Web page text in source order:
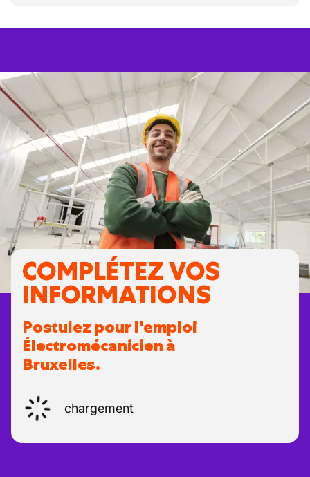
COMPLÉTEZ VOS
INFORMATIONS
Postulez pour l'emploi
Électromécanicien à
Bruxelles.
chargement